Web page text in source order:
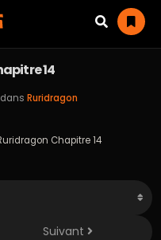
14
Ruridragon
Chapitre 14
Suivant